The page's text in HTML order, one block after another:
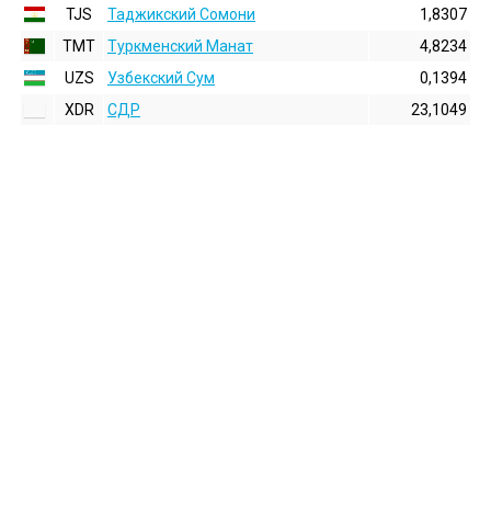
TJS
Таджикский Сомони
1,8307
TMT
Туркменский Манат
4,8234
UZS
Узбекский Сум
0,1394
XDR
СДР 23,1049